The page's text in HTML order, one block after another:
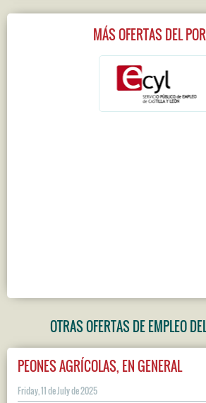
MÁS OFERTAS DEL
OTRAS OFERTAS DE EMPLEO
PEONES AGRÍCOLAS, EN GENERAL
Friday, 11 de July de 2025